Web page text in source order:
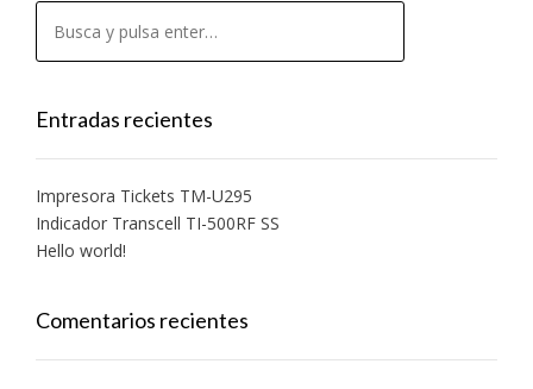
Entradas recientes
Impresora Tickets TM-U295
Indicador Transcell TI-500RF SS
Hello world!
Comentarios recientes